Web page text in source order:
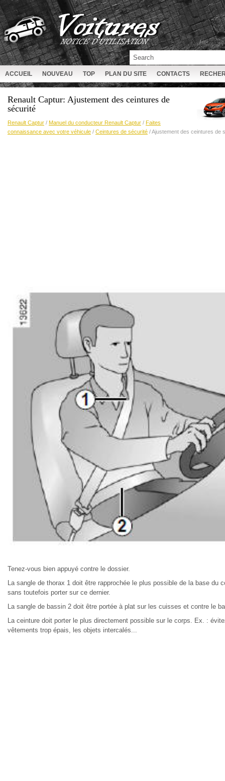
ACCUEIL NOUVEAU TOP PLAN DU SITE CONTACTS
Renault Captur: Ajustement des ceintures de
sécurité
Renault Captur / Manuel du conducteur Renault Captur / Faites
connaissance avec votre véhicule / Ceintures de sécurité / Ajustement des ceintures de
Tenez-vous bien appuyé contre le dossier.
La sangle de thorax 1 doit être rapprochée le plus possible de la base du
sans toutefois porter sur ce dernier.
La sangle de bassin 2 doit être portée à plat sur les cuisses et contre le
La ceinture doit porter le plus directement possible sur le corps. Ex. :
vêtements trop épais, les objets intercalés...